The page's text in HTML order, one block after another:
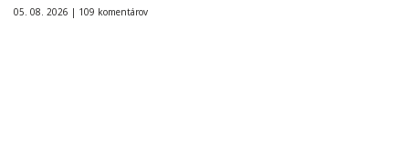
05. 08. 2026 | 109 komentárov